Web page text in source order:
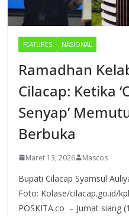
FEATURES NASIONAL
Ramadhan
Cilacap: Ketika
Senyap’
Berbuka
Maret 13, 2026 Mascos
Bupati Cilacap Syamsul
Foto: Kolase/cilacap.go.id/
POSKITA.co – Jumat siang